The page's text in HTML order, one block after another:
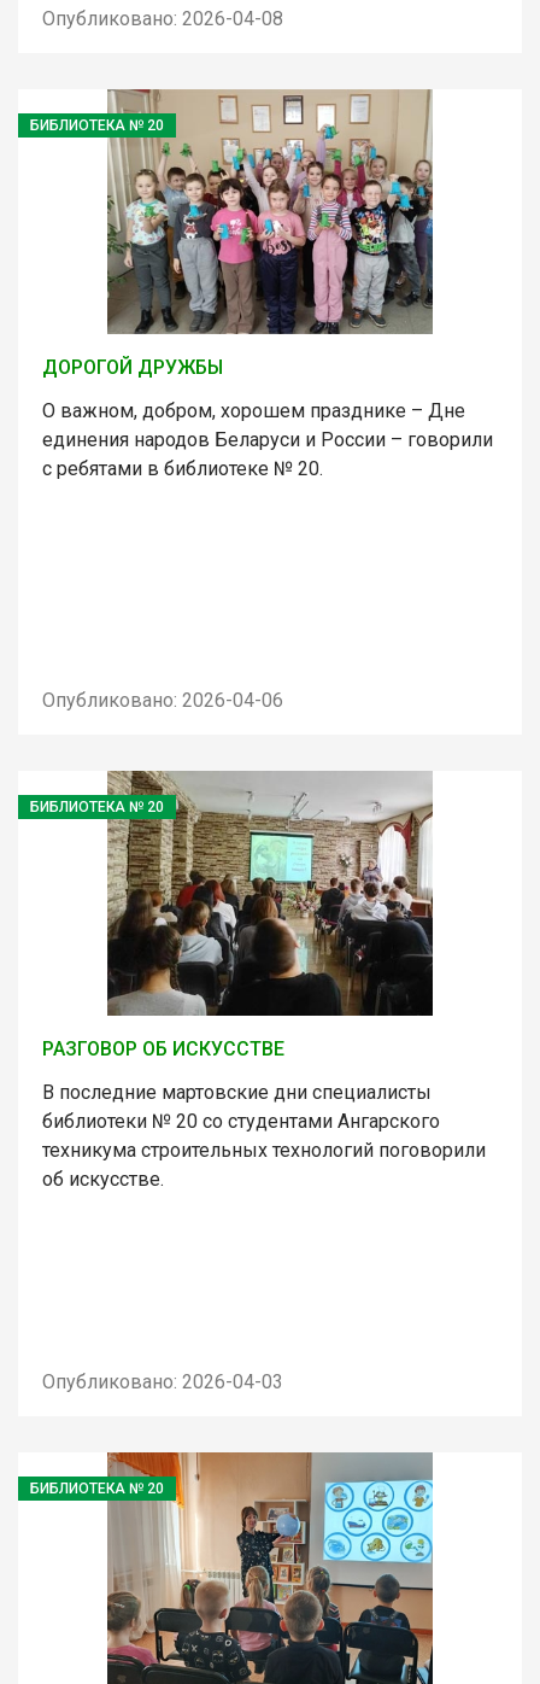
Опубликовано: 2026-04-08
БИБЛИОТЕКА № 20
ДОРОГОЙ ДРУЖБЫ
О важном, добром, хорошем празднике – Дне
единения народов Беларуси и России – говорили
с ребятами в библиотеке № 20.
Опубликовано: 2026-04-06
БИБЛИОТЕКА № 20
РАЗГОВОР ОБ ИСКУССТВЕ
В последние мартовские дни специалисты
библиотеки № 20 со студентами Ангарского
техникума строительных технологий поговорили
об искусстве.
Опубликовано: 2026-04-03
БИБЛИОТЕКА № 20